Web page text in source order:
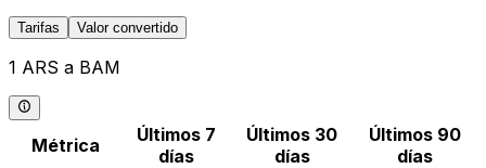
Tarifas Valor convertido
1 ARS a BAM
Métrica
Últimos 7
días
Últimos 30
días
Últimos 90
días